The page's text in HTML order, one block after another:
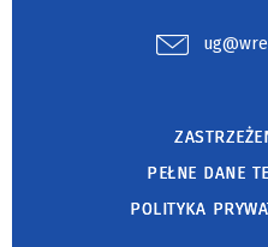
PEŁNE DANE
POLITYKA